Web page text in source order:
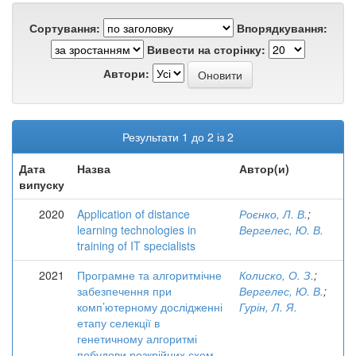
Сортування:
Впорядкування:
Вивести на сторінку:
Автори:
Результати 1 до 2 із 2
Дата
випуску
Назва Автор(и)
2020
Application of distance
learning technologies in
training of IT specialists
Роєнко, Л. В.;
Вергелес, Ю. В.
2021
Програмне та алгоритмічне
забезпечення при
комп’ютерному дослідженні
етапу селекції в
генетичному алгоритмі
Колиско, О. З.;
Вергелес, Ю. В.;
Гурін, Л. Я.